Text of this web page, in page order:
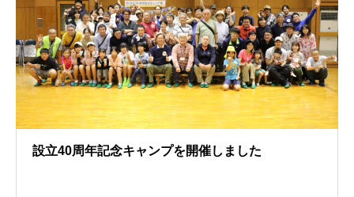
設立40周年記念キャンプを開催しました